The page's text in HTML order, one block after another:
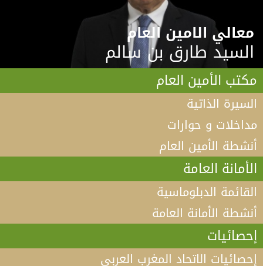
معالي الامين العام
السيد طارق بن سالم
مكتب الأمين العام
السيرة الذاتية
مداخلات و حوارات
أنشطة الأمين العام
الأمانة العامة
القائمة الدبلوماسية
أنشطة الأمانة العامة
إحصائيات
إحصائيات الاتحاد المغرب العربي